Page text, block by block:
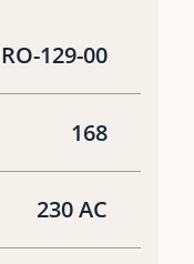
129-00
168
230 AC